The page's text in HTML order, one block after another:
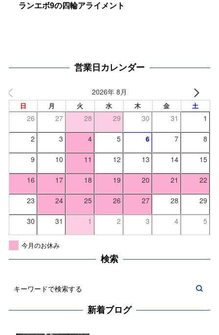
ランエボ9の四輪アライメント
営業日カレンダー
2026年 8月
日 月 火 水 木 金 土
26 27 28 29 30 31 1
2 3 4 5 6 7 8
9 10 11 12 13 14 15
16 17 18 19 20 21 22
23 24 25 26 27 28 29
30 31 1 2 3 4 5
今月のお休み
検索
新着ブログ